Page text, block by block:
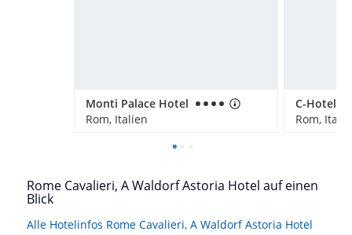
Monti Palace Hotel
Rom, Italien
Rom,
Rome Cavalieri, A Waldorf Astoria Hotel auf einen
Blick
Alle Hotelinfos Rome Cavalieri, A Waldorf Astoria Hotel